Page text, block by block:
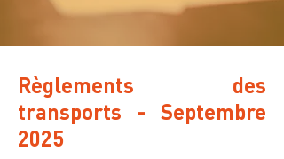
Règlements des
transports - Septembre
2025